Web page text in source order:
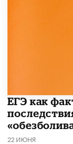
​ЕГЭ как
22 ИЮНЯ